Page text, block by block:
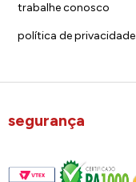
trabalhe conosco
política de privacidade
segurança